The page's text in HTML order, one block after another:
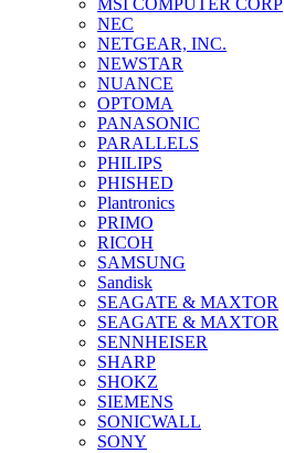
NEC
NETGEAR, INC.
NEWSTAR
NUANCE
OPTOMA
PANASONIC
PARALLELS
PHILIPS
PHISHED
Plantronics
PRIMO
RICOH
SAMSUNG
Sandisk
SEAGATE & MAXTOR
SEAGATE & MAXTOR
SENNHEISER
SHARP
SHOKZ
SIEMENS
SONICWALL
SONY